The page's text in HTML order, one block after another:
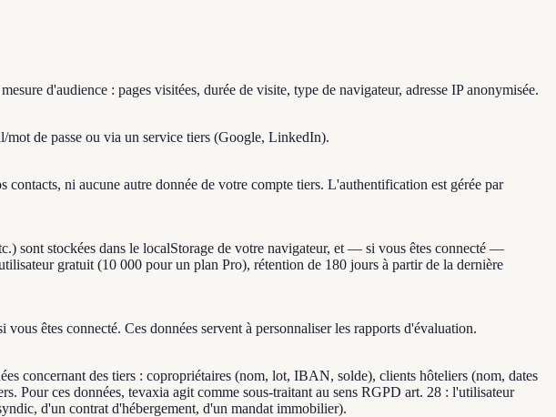
d'audience : pages visitées, durée de visite, type de navigateur, adresse IP anonymisée.
mot de passe ou via un service tiers (Google, LinkedIn).
ni aucune autre donnée de votre compte tiers. L'authentification est gérée par
sont stockées dans le localStorage de votre navigateur, et — si vous êtes connecté —
gratuit (10 000 pour un plan Pro), rétention de 180 jours à partir de la dernière
êtes connecté. Ces données servent à personnaliser les rapports d'évaluation.
concernant des tiers : copropriétaires (nom, lot, IBAN, solde), clients hôteliers (nom, dates
Pour ces données, tevaxia agit comme sous-traitant au sens RGPD art. 28 : l'utilisateur
d'un contrat d'hébergement, d'un mandat immobilier).